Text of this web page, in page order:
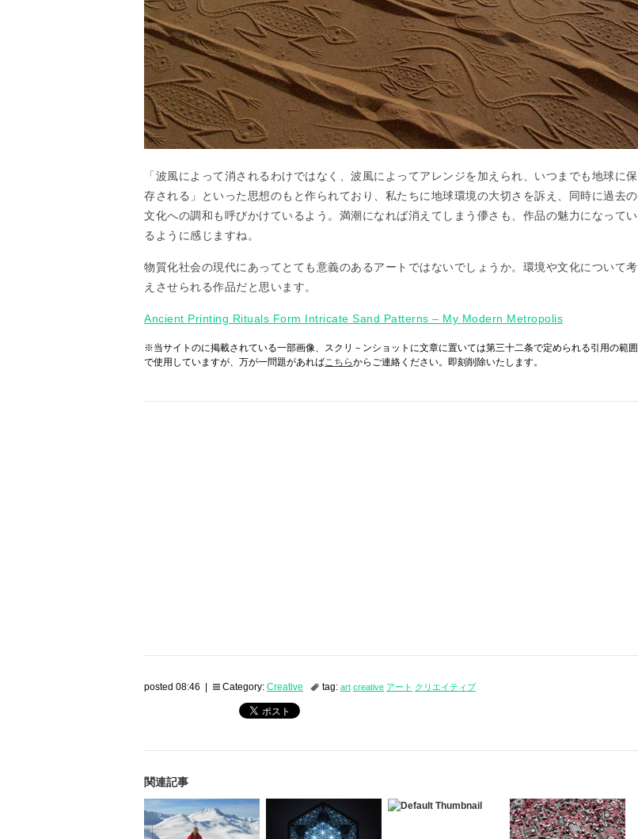
「波風によって消されるわけではなく、波風によってアレンジを加えられ、いつまでも地球に保
存される」といった思想のもと作られており、私たちに地球環境の大切さを訴え、同時に過去の
文化への調和も呼びかけているよう。満潮になれば消えてしまう儚さも、作品の魅力になってい
るように感じますね。
物質化社会の現代にあってとても意義のあるアートではないでしょうか。環境や文化について考
えさせられる作品だと思います。
Ancient Printing Rituals Form Intricate Sand Patterns – My Modern Metropolis
※当サイトのに掲載されている一部画像、スクリ－ンショットに文章に置いては第三十二条で定められる引用の範囲
で使用していますが、万が一問題があればこちらからご連絡ください。即刻削除いたします。
posted 08:46 | Category: Creative tag: art creative アート クリエイティブ
関連記事